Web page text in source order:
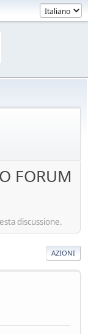
FORUM
discussione.
AZIONI